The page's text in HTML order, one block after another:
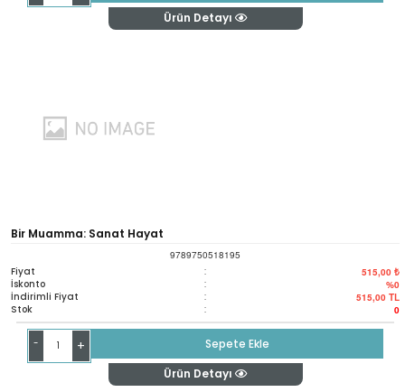
Ürün Detayı
Bir Muamma: Sanat Hayat
9789750518195
Fiyat : 515,00 ₺
İskonto : %0
İndirimli Fiyat : 515,00 TL
Stok : 0
- +
Sepete Ekle
Ürün Detayı